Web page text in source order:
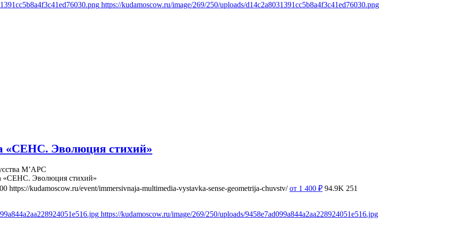
https://kudamoscow.ru/image/269/250/uploads/d14c2a8031391cc5b8a4f3c41ed76030.png
«СЕНС. Эволюция стихий»
М’АРС
«СЕНС. Эволюция стихий»
https://kudamoscow.ru/event/immersivnaja-multimedia-vystavka-sense-geometrija-chuvstv/ от 1 400 ₽ 94.9K 251
https://kudamoscow.ru/image/269/250/uploads/9458e7ad099a844a2aa228924051e516.jpg